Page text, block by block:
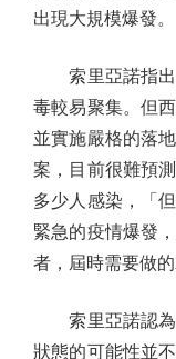
出現大規模爆發。
索里亞諾指出
毒較易聚集。但
並實施嚴格的落
案，目前很難預
多少人感染，「
緊急的疫情爆發
者，屆時需要做
索里亞諾認為
狀態的可能性並